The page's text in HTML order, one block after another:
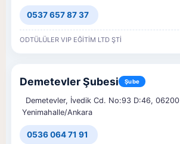
0537 657 87 37
ODTÜLÜLER VIP EĞİTİM LTD ŞTİ
Demetevler Şubesi Şube
Demetevler, İvedik Cd. No:93 D:46, 06200
Yenimahalle/Ankara
0536 064 71 91